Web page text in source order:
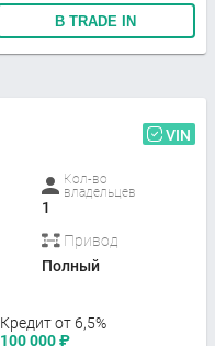
В TRADE IN
VIN
Кол-во
владельцев
1
Привод
Полный
Кредит от 6,5%
100 000₽